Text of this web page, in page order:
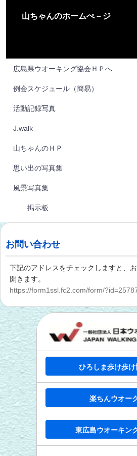
山ちゃんのホームぺ－ジ
広島県ウオーキング協会ＨＰへ
例会スケジュール（簡易）
活動記録写真
J.walk
山ちゃんのＨＰ
思い出の写真集
風景写真集
掲示板
お問い合わせ
下記のアドレスをチェックしますと、
開きます。
https://form1ssl.fc2.com/form/
ひろしま歩け歩け
楽ちんウオー
東広島ウオーキン